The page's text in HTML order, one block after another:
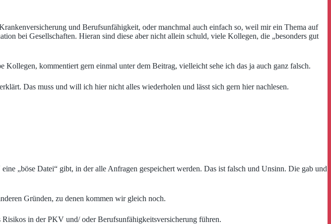
und Berufsunfähigkeit, oder manchmal auch einfach so, weil mir ein Thema auf
bei Gesellschaften. Hieran sind diese aber nicht allein schuld, viele Kollegen, die „besonders gut
kommentiert gern einmal unter dem Beitrag, vielleicht sehe ich das ja auch ganz falsch.
Das muss und will ich hier nicht alles wiederholen und lässt sich gern hier nachlesen.
„böse Datei“ gibt, in der alle Anfragen gespeichert werden. Das ist falsch und Unsinn. Die gab und
Gründen, zu denen kommen wir gleich noch.
in der PKV und/ oder Berufsunfähigkeitsversicherung führen.